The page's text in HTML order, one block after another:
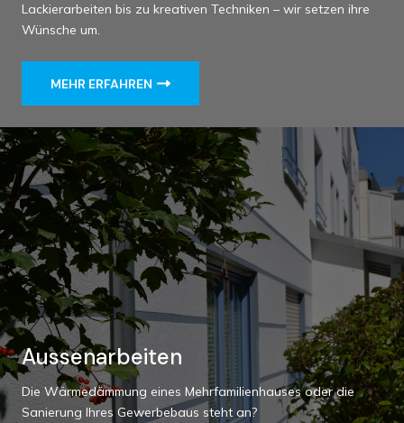
Lackierarbeiten bis zu kreativen Techniken – wir setzen ihre
Wünsche um.
MEHR ERFAHREN
Aussenarbeiten
Die Wärmedämmung eines Mehrfamilienhauses oder die
Sanierung Ihres Gewerbebaus steht an?